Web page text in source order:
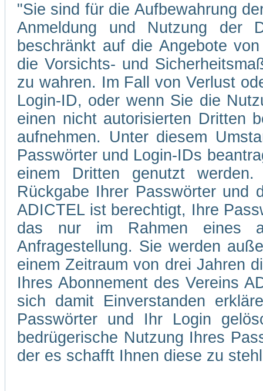
"Sie sind für die Aufbewahrung
Anmeldung und Nutzung der
beschränkt auf die Angebote
die Vorsichts- und
zu wahren. Im Fall von Verlust
Login-ID, oder wenn Sie die
einen nicht autorisierten Dritten
aufnehmen. Unter diesem
Passwörter und Login-IDs
einem Dritten genutzt
Rückgabe Ihrer Passwörter und
ADICTEL ist berechtigt, Ihre
das nur im Rahmen eines
Anfragestellung. Sie werden
einem Zeitraum von drei Jahren
Ihres Abonnement des Vereins
sich damit Einverstanden
Passwörter und Ihr Login
bedrügerische Nutzung Ihres
der es schafft Ihnen diese zu